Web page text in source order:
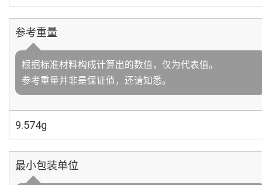
参考重量
根据标准材料构成计算出的数值，仅为代表值。
参考重量并非是保证值，还请知悉。
9.574g
最小包装单位